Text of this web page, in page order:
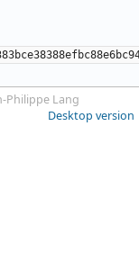
Philippe Lang
Desktop version